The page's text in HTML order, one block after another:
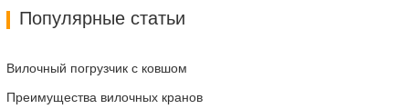
Популярные статьи
Вилочный погрузчик с ковшом
Преимущества вилочных кранов